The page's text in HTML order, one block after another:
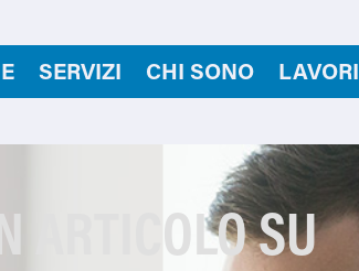
SERVIZI CHI SONO LAVORI
ARTICOLO SU